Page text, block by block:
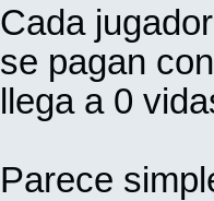
Cada
se pagan
llega a 0
Parece